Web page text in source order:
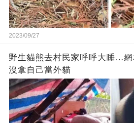
2023/09/27
野生貓熊去村民家呼呼大睡…網
沒拿自己當外貓